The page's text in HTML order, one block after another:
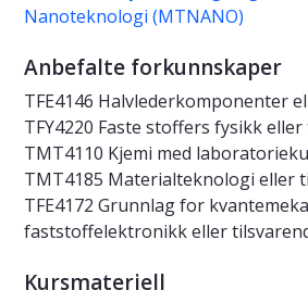
Nanoteknologi (MTNANO)
Anbefalte forkunnskaper
TFE4146 Halvlederkomponenter
TFY4220 Faste stoffers fysikk
TMT4110 Kjemi med
TMT4185 Materialteknologi eller
TFE4172 Grunnlag for
faststoffelektronikk eller
Kursmateriell